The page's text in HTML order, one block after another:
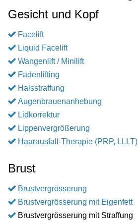
Gesicht und Kopf
Facelift
Liquid Facelift
Wangenlift / Minilift
Fadenlifting
Halsstraffung
Augenbrauenanhebung
Lidkorrektur
Lippenvergrößerung
Haarausfall-Therapie (PRP, LLLT)
Brust
Brustvergrösserung
Brustvergrösserung mit Eigenfett
Brustvergrösserung mit Straffung